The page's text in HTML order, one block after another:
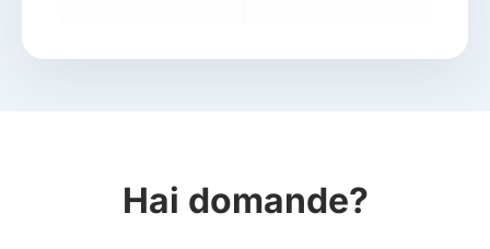
Hai domande?